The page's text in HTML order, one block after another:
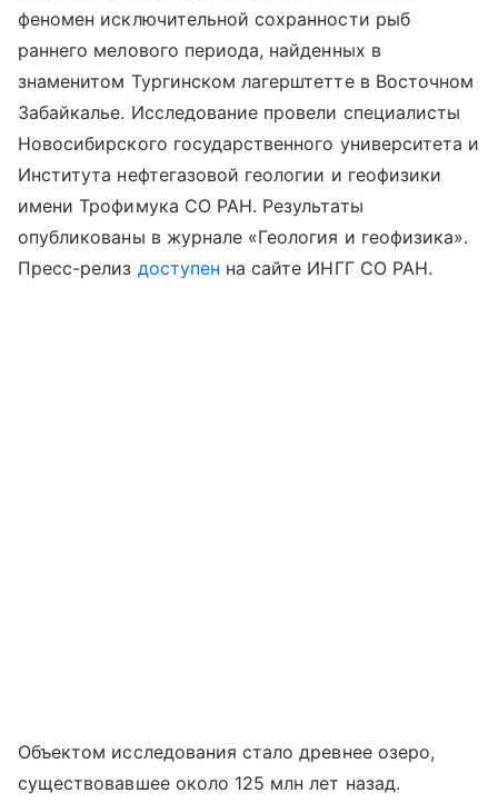
феномен исключительной сохранности рыб
раннего мелового периода, найденных в
знаменитом Тургинском лагерштетте в Восточном
Забайкалье. Исследование провели специалисты
Новосибирского государственного университета и
Института нефтегазовой геологии и геофизики
имени Трофимука СО РАН. Результаты
опубликованы в журнале «Геология и геофизика».
Пресс-релиз доступен на сайте ИНГГ СО РАН.
Объектом исследования стало древнее озеро,
существовавшее около 125 млн лет назад.